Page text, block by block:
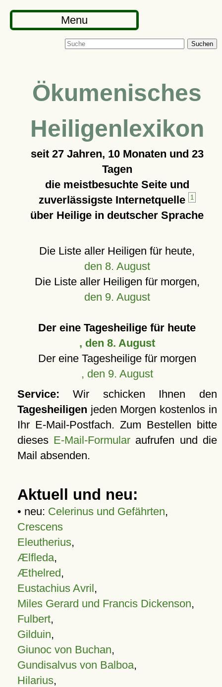
Menu
Suchen
Ökumenisches
Heiligenlexikon
seit 27 Jahren, 10 Monaten und 23
Tagen
die meistbesuchte Seite und
zuverlässigste Internetquelle
1
über Heilige in deutscher Sprache
Die Liste aller Heiligen für heute,
den 8. August
Die Liste aller Heiligen für morgen,
den 9. August
Der eine Tagesheilige für heute
, den 8. August
Der eine Tagesheilige für morgen
, den 9. August
Service: Wir schicken Ihnen den
Tagesheiligen jeden Morgen kostenlos in
Ihr E-Mail-Postfach. Zum Bestellen bitte
dieses E-Mail-Formular aufrufen und die
Mail absenden.
Aktuell und neu:
• neu: Celerinus und Gefährten,
Crescens
Eleutherius,
Ælfleda,
Æthelred,
Eustachius Avril,
Miles Gerard und Francis Dickenson,
Fulbert,
Gilduin,
Giunoc von Buchan,
Gundisalvus von Balboa,
Hilarius,